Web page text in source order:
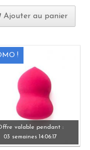
Ajouter au panier
!
valable pendant :
03 semaines
14:06:15